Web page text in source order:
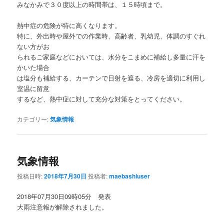
みなかみで３０度以上の時間帯は、１５時頃まで。
熱中症の危険が特に高くなります。
特に、外出時や屋外での作業時、高齢者、乳幼児、体調のすぐれ
ない方がお
られるご家庭などにおいては、水分をこまめに補給し多量に汗を
かいた場合
は塩分も補給する、カーテンで日射を遮る、冷房を適切に利用し
室温に留意
するなど、熱中症に対して充分な対策をとってください。
カテゴリー:気象情報
気象情報
投稿日時:2018年7月30日 投稿者:maebashiuser
2018年07月30日09時05分 発表
大雨注意報が解除されました。